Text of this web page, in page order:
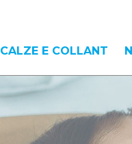
CALZE E COLLANT